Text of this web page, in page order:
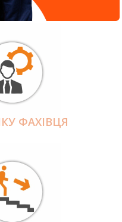
ФАХІВЦЯ